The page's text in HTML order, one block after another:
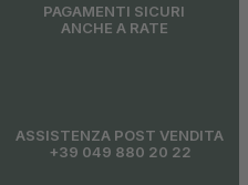
PAGAMENTI SICURI
ANCHE A RATE
ASSISTENZA POST VENDITA
+39 049 880 20 22